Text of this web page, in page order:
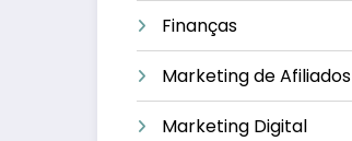
Finanças
Marketing de Afiliados
Marketing Digital